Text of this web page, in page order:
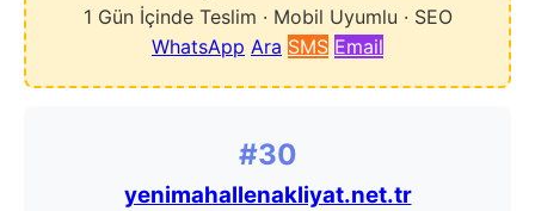
1 Gün İçinde Teslim · Mobil Uyumlu · SEO
WhatsApp Ara SMS Email
#30
yenimahallenakliyat.net.tr